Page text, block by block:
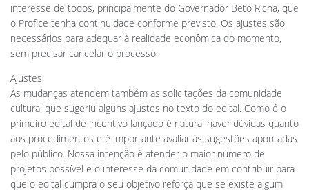
interesse de todos, principalmente do Governador Beto Richa, que
o Profice tenha continuidade conforme previsto. Os ajustes são
necessários para adequar à realidade econômica do momento,
sem precisar cancelar o processo.
Ajustes
As mudanças atendem também as solicitações da comunidade
cultural que sugeriu alguns ajustes no texto do edital. Como é o
primeiro edital de incentivo lançado é natural haver dúvidas quanto
aos procedimentos e é importante avaliar as sugestões apontadas
pelo público. Nossa intenção é atender o maior número de
projetos possível e o interesse da comunidade em contribuir para
que o edital cumpra o seu objetivo reforça que se existe algum